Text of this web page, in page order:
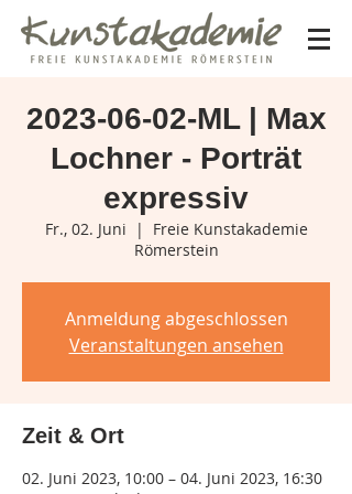
2023-06-02-ML | Max
Lochner - Porträt
expressiv
Fr., 02. Juni
  |
Freie Kunstakademie
Römerstein
Anmeldung abgeschlossen
Veranstaltungen ansehen
Zeit & Ort
02. Juni 2023, 10:00 – 04. Juni 2023, 16:30